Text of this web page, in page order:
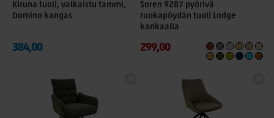
Kiruna tuoli, valkaistu tammi,
Domino kangas
384,00
Soren 9287 pyörivä
ruokapöydän tuoli Lodge
kankaalla
299,00